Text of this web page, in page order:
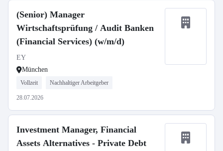
(Senior) Manager
Wirtschaftsprüfung / Audit Banken
(Financial Services) (w/m/d)
EY
München
Vollzeit Nachhaltiger Arbeitgeber
28.07.2026
Investment Manager, Financial
Assets Alternatives - Private Debt